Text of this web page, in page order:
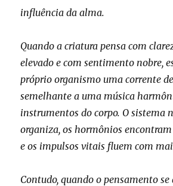
influência da alma.
Quando a criatura pensa com
elevado e com sentimento nobre,
próprio organismo uma corrente
semelhante a uma música
instrumentos do corpo. O sistema
organiza, os hormônios
e os impulsos vitais fluem com
Contudo, quando o pensamento